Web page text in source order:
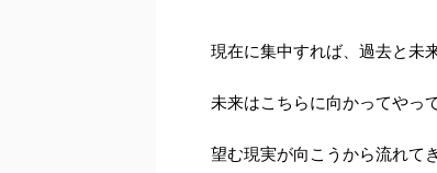
現在に集中すれば、過去と未
未来はこちらに向かってやっ
望む現実が向こうから流れて